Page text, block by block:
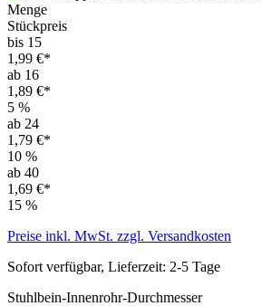
Menge
Stückpreis
bis 15
1,99 €*
ab 16
1,89 €*
5 %
ab 24
1,79 €*
10 %
ab 40
1,69 €*
15 %
Preise inkl. MwSt. zzgl. Versandkosten
Sofort verfügbar, Lieferzeit: 2-5 Tage
Stuhlbein-Innenrohr-Durchmesser